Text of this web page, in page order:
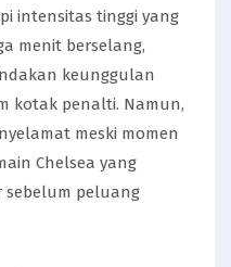
intensitas tinggi yang
menit berselang,
keunggulan
kotak penalti. Namun,
meski momen
Chelsea yang
sebelum peluang